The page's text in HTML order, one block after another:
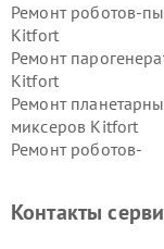
Ремонт роботов-
Kitfort
Ремонт
Kitfort
Ремонт
миксеров Kitfort
Ремонт роботов-
Kitfort
Контакты